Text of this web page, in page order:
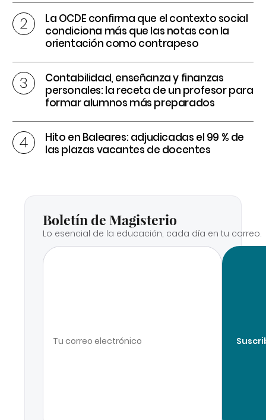
La OCDE confirma que el contexto social
condiciona más que las notas con la
orientación como contrapeso
Contabilidad, enseñanza y finanzas
personales: la receta de un profesor para
formar alumnos más preparados
Hito en Baleares: adjudicadas el 99 % de
las plazas vacantes de docentes
Boletín de Magisterio
Lo esencial de la educación, cada día en tu correo.